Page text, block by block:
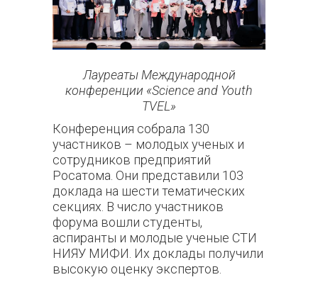
Лауреаты Международной
конференции «Science and Youth
TVEL»
Конференция собрала 130
участников – молодых ученых и
сотрудников предприятий
Росатома. Они представили 103
доклада на шести тематических
секциях. В число участников
форума вошли студенты,
аспиранты и молодые ученые СТИ
НИЯУ МИФИ. Их доклады получили
высокую оценку экспертов.